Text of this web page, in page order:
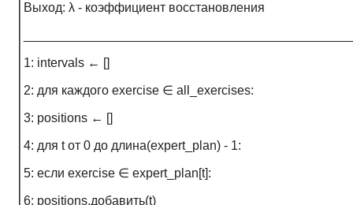
Выход: λ - коэффициент восстановления
1: intervals ← []
2: для каждого exercise ∈ all_exercises:
3: positions ← []
4: для t от 0 до длина(expert_plan) - 1:
5: если exercise ∈ expert_plan[t]:
6: positions.добавить(t)